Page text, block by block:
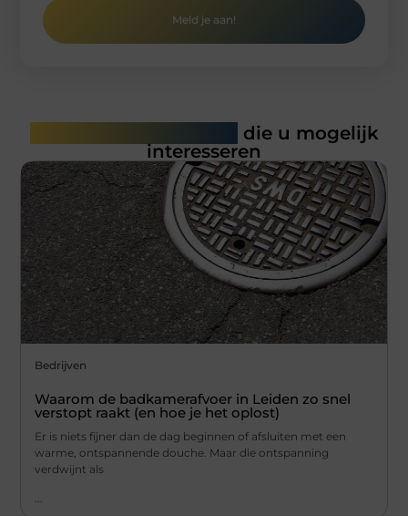
Meld je aan!
die u mogelijk
interesseren
Bedrijven
Waarom de badkamerafvoer in Leiden zo snel
verstopt raakt (en hoe je het oplost)
Er is niets fijner dan de dag beginnen of afsluiten met een
warme, ontspannende douche. Maar die ontspanning
verdwijnt als
...